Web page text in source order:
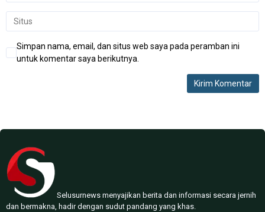
Simpan nama, email, dan situs web saya pada peramban ini
untuk komentar saya berikutnya.
Selusurnews menyajikan berita dan informasi secara jernih
dan bermakna, hadir dengan sudut pandang yang khas.